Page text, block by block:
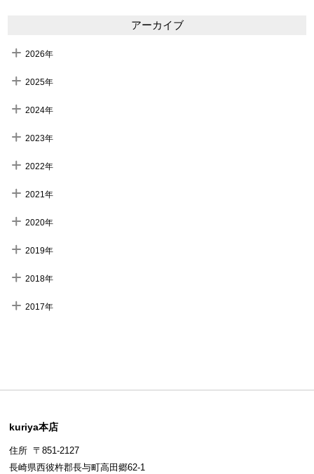
アーカイブ
2026年
2025年
2024年
2023年
2022年
2021年
2020年
2019年
2018年
2017年
kuriya本店
住所 〒851-2127
長崎県西彼杵郡長与町高田郷62-1